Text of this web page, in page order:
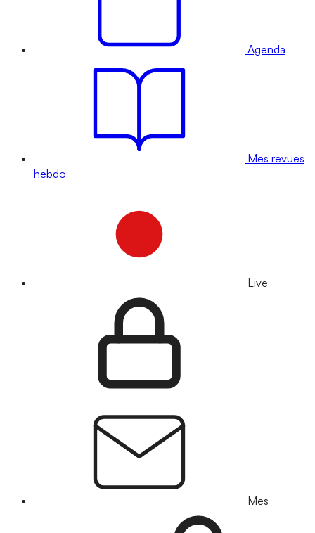
Agenda
Mes revues
hebdo
Live
Mes